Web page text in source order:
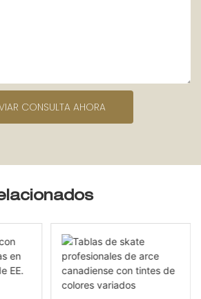
CONSULTA AHORA